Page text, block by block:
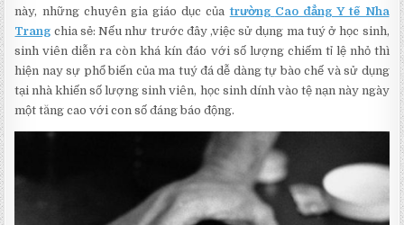
này, những chuyên gia giáo dục củatrường Cao đẳng Y tế Nha
Trang chia sẻ: Nếu như trước đây ,việc sử dụng ma tuý ở học sinh,
sinh viên diễn ra còn khá kín đáo với số lượng chiếm tỉ lệ nhỏ thì
hiện nay sự phổ biến của ma tuý đá dễ dàng tự bào chế và sử dụng
tại nhà khiến số lượng sinh viên, học sinh dính vào tệ nạn này ngày
một tăng cao với con số đáng báo động.